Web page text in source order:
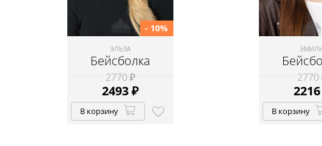
ЭЛЬЗА
Бейсболка
2770 ₽
2493₽
- 10%
В корзину
2770
2216
В корзину